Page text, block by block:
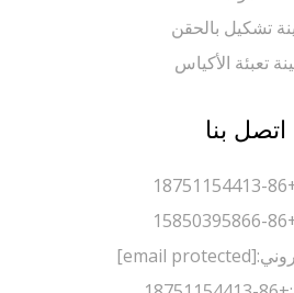
بالحقن
الأكياس
بنا